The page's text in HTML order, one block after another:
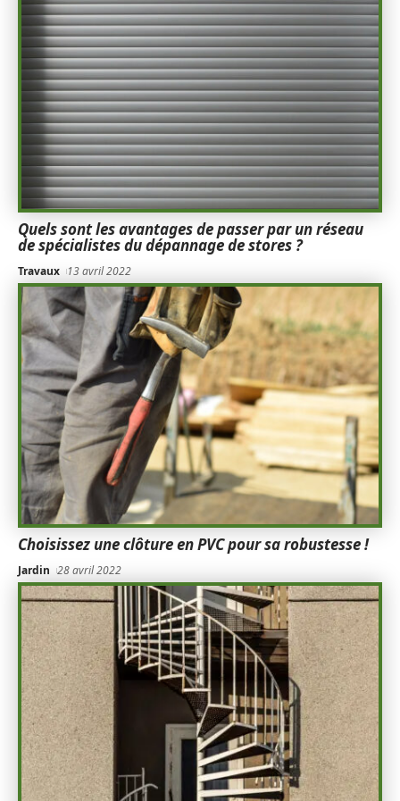
Quels sont les avantages de passer par un réseau
de spécialistes du dépannage de stores ?
Travaux 13 avril 2022
Choisissez une clôture en PVC pour sa robustesse !
Jardin 28 avril 2022